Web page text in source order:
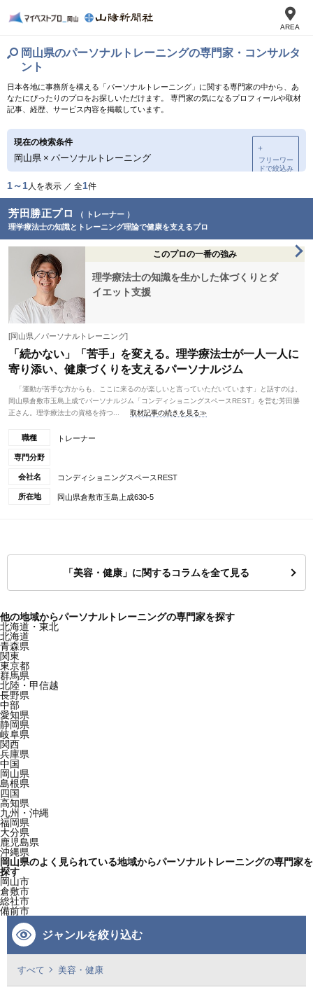
AREA
岡山県のパーソナルトレーニングの専門家・コンサルタ
ント
日本各地に事務所を構える「パーソナルトレーニング」に関する専門家の中から、あ
なたにぴったりのプロをお探しいただけます。 専門家の気になるプロフィールや取材
記事、経歴、サービス内容を掲載しています。
現在の検索条件
岡山県 × パーソナルトレーニング
＋
フリーワー
ドで絞込み
1～1人を表示 ／ 全1件
芳田勝正プロ
（ トレーナー ）
理学療法士の知識とトレーニング理論で健康を支えるプロ
このプロの一番の強み
理学療法士の知識を生かした体づくりとダ
イエット支援
[岡山県／パーソナルトレーニング]
「続かない」「苦手」を変える。理学療法士が一人一人に
寄り添い、健康づくりを支えるパーソナルジム
「運動が苦手な方からも、ここに来るのが楽しいと言っていただいています」と話すのは、
岡山県倉敷市玉島上成でパーソナルジム「コンディショニングスペースREST」を営む芳田勝
正さん。理学療法士の資格を持つ...
取材記事の続きを見る≫
職種 トレーナー
専門分野
会社名 コンディショニングスペースREST
所在地 岡山県倉敷市玉島上成630-5
「美容・健康」に関するコラムを全て見る
他の地域からパーソナルトレーニングの専門家を探す
北海道・東北
北海道
青森県
関東
東京都
群馬県
北陸・甲信越
長野県
中部
愛知県
静岡県
岐阜県
関西
兵庫県
中国
岡山県
島根県
四国
高知県
九州・沖縄
福岡県
大分県
鹿児島県
沖縄県
岡山県のよく見られている地域からパーソナルトレーニングの専門家を
探す
岡山市
倉敷市
総社市
備前市
ジャンルを絞り込む
すべて 美容・健康